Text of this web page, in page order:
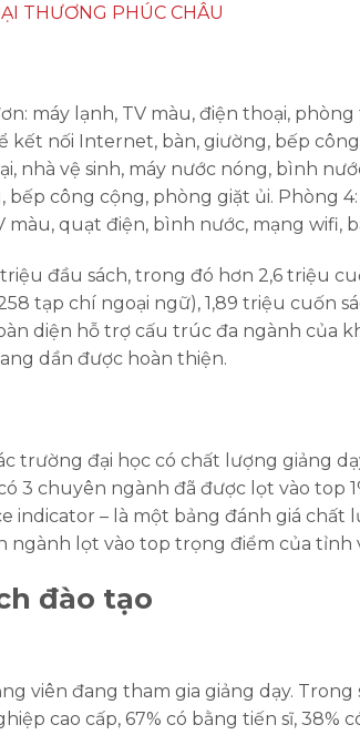
THƯƠNG PHÚC CHÂU
máy lạnh, TV màu, điện thoại,
nối Internet, bàn, giường, bếp
nhà vệ sinh, máy nước nóng, bình
công cộng, phòng giặt ủi. Phòng
màu, quạt điện, bình nước, mạng wifi,
đầu sách, trong đó hơn 2,6 triệu
tạp chí ngoại ngữ), 1,89 triệu cuốn
diện hỗ trợ cấu trúc đa ngành của
dần được hoàn thiện.
trường đại học có chất lượng giảng
3 chuyên ngành đã được lọt vào top
indicator – là một bảng đánh giá chất
ngành lọt vào top trọng điểm của tỉnh
đào tạo
viên đang tham gia giảng dạy. Trong
cao cấp, 67% có bằng tiến sĩ, 38%